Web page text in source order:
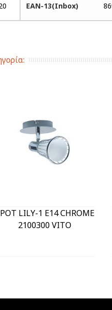
EAN-13(Inbox)
LILY-1 E14 CHROME
2100300 VITO